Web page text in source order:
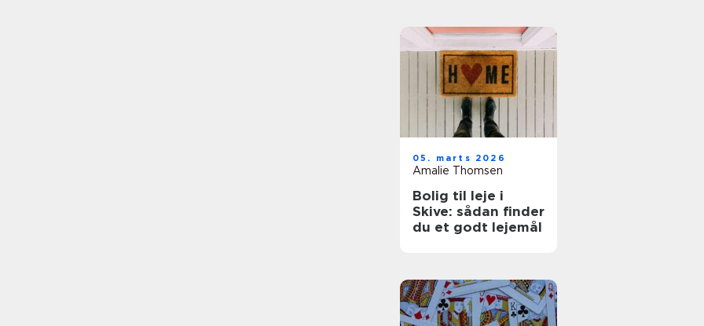
05. marts 2026
Amalie Thomsen
Bolig til leje i
Skive: sådan finder
du et godt lejemål